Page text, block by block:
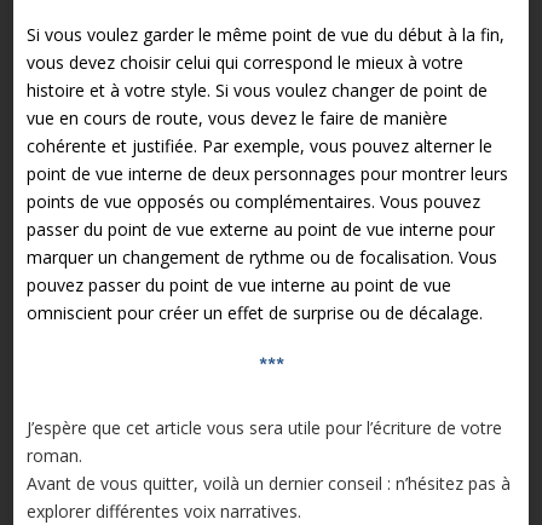
Si vous voulez garder le même point de vue du début à la fin,
vous devez choisir celui qui correspond le mieux à votre
histoire et à votre style. Si vous voulez changer de point de
vue en cours de route, vous devez le faire de manière
cohérente et justifiée. Par exemple, vous pouvez alterner le
point de vue interne de deux personnages pour montrer leurs
points de vue opposés ou complémentaires. Vous pouvez
passer du point de vue externe au point de vue interne pour
marquer un changement de rythme ou de focalisation. Vous
pouvez passer du point de vue interne au point de vue
omniscient pour créer un effet de surprise ou de décalage.
***
J’espère que cet article vous sera utile pour l’écriture de votre
roman.
Avant de vous quitter, voilà un dernier conseil : n’hésitez pas à
explorer différentes voix narratives.